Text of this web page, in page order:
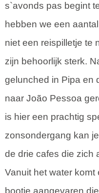
s`avonds pas begint
hebben we een
niet een reispilletje te
zijn behoorlijk sterk.
gelunched in Pipa en
naar João Pessoa
is hier een prachtig
zonsondergang kan
de drie cafes die zich
Vanuit het water